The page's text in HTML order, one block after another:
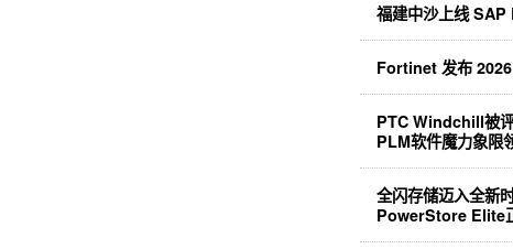
福建中沙上线 SAP
Fortinet 发布
PTC Windchill被
PLM软件魔力象限
全闪存储迈入全新
PowerStore Elite